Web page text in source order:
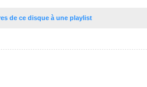
de ce disque à une playlist